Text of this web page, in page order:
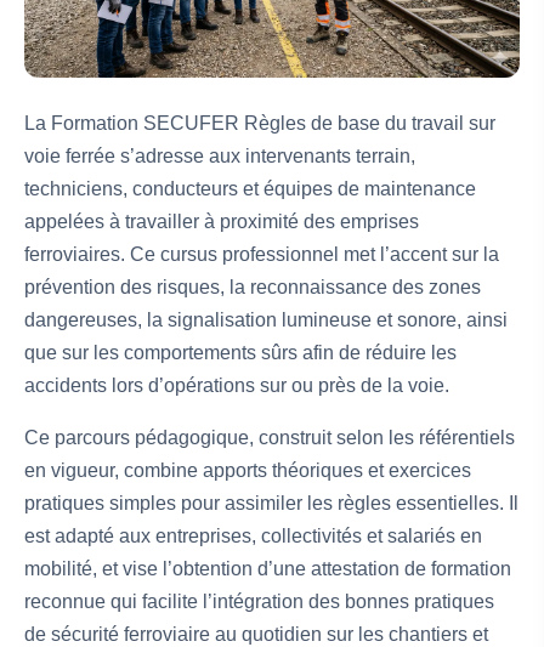
La Formation SECUFER Règles de base du travail sur
voie ferrée s’adresse aux intervenants terrain,
techniciens, conducteurs et équipes de maintenance
appelées à travailler à proximité des emprises
ferroviaires. Ce cursus professionnel met l’accent sur la
prévention des risques, la reconnaissance des zones
dangereuses, la signalisation lumineuse et sonore, ainsi
que sur les comportements sûrs afin de réduire les
accidents lors d’opérations sur ou près de la voie.
Ce parcours pédagogique, construit selon les référentiels
en vigueur, combine apports théoriques et exercices
pratiques simples pour assimiler les règles essentielles. Il
est adapté aux entreprises, collectivités et salariés en
mobilité, et vise l’obtention d’une attestation de formation
reconnue qui facilite l’intégration des bonnes pratiques
de sécurité ferroviaire au quotidien sur les chantiers et